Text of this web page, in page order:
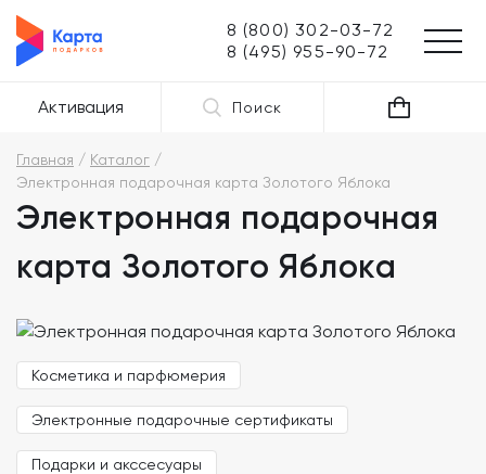
8 (800) 302-03-72
8 (495) 955-90-72
Активация Поиск
Главная
Каталог
Электронная подарочная карта Золотого Яблока
Электронная подарочная
карта Золотого Яблока
Косметика и парфюмерия
Электронные подарочные сертификаты
Подарки и акссесуары